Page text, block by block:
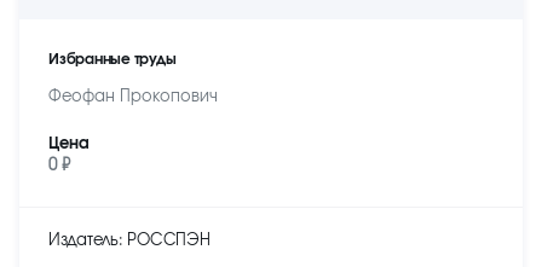
Избранные труды
Феофан Прокопович
Цена
0 ₽
Издатель: РОССПЭН